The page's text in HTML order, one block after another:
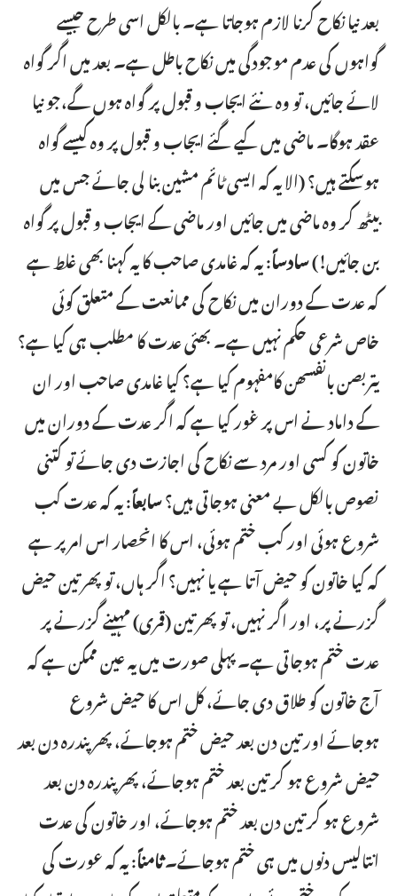
بعد نیا نکاح کرنا لازم ہوجاتا ہے۔ بالکل اسی طرح جیسے
گواہوں کی عدم موجودگی میں نکاح باطل ہے۔ بعد میں اگر گواہ
لائے جائیں، تو وہ نئے ایجاب و قبول پر گواہ ہوں گے،جو نیا
عقد ہوگا۔ ماضی میں کیے گئے ایجاب و قبول پر وہ کیسے گواہ
ہوسکتے ہیں؟ (الا یہ کہ ایسی ٹائم مشین بنا لی جائے جس میں
بیٹھ کر وہ ماضی میں جائیں اور ماضی کے ایجاب و قبول پر گواہ
بن جائیں!)سادساً: یہ کہ غامدی صاحب کا یہ کہنا بھی غلط ہے
کہ عدت کے دوران میں نکاح کی ممانعت کے متعلق کوئی
خاص شرعی حکم نہیں ہے۔ بھئی عدت کا مطلب ہی کیا ہے؟
یتربصن بانفسھن کامفہوم کیا ہے؟ کیا غامدی صاحب اور ان
کے داماد نے اس پر غور کیا ہے کہ اگر عدت کے دوران میں
خاتون کو کسی اور مرد سے نکاح کی اجازت دی جائے تو کتنی
نصوص بالکل بے معنی ہوجاتی ہیں؟سابعاً: یہ کہ عدت کب
شروع ہوئی اور کب ختم ہوئی، اس کا انحصار اس امر پر ہے
کہ کیا خاتون کو حیض آتا ہے یا نہیں؟ اگر ہاں، تو پھر تین حیض
گزرنے پر، اور اگر نہیں، تو پھر تین (قمری) مہینے گزرنے پر
عدت ختم ہوجاتی ہے۔ پہلی صورت میں یہ عین ممکن ہے کہ
آج خاتون کو طلاق دی جائے، کل اس کا حیض شروع
ہوجائے اور تین دن بعد حیض ختم ہوجائے، پھر پندرہ دن بعد
حیض شروع ہو کر تین بعد ختم ہوجائے، پھر پندرہ دن بعد
شروع ہو کر تین دن بعد ختم ہوجائے، اور خاتون کی عدت
انتالیس دنوں میں ہی ختم ہوجائے۔ثامناً: یہ کہ عورت کی